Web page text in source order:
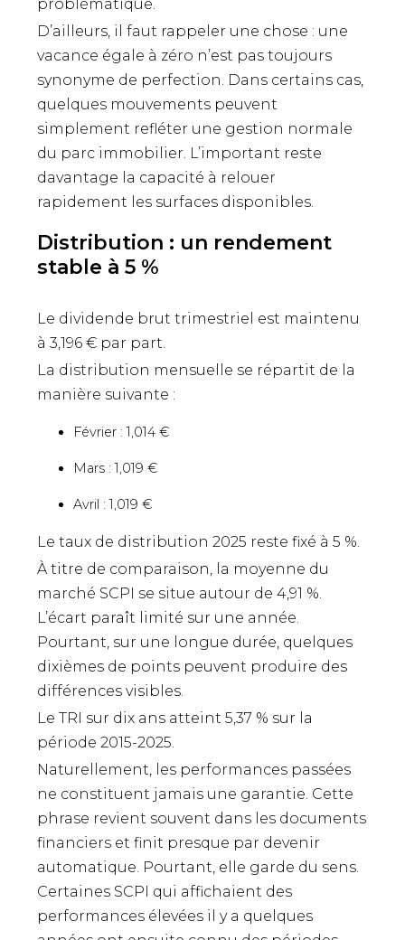
problématique.
D’ailleurs, il faut rappeler une chose : une
vacance égale à zéro n’est pas toujours
synonyme de perfection. Dans certains cas,
quelques mouvements peuvent
simplement refléter une gestion normale
du parc immobilier. L’important reste
davantage la capacité à relouer
rapidement les surfaces disponibles.
Distribution : un rendement
stable à 5 %
Le dividende brut trimestriel est maintenu
à 3,196 € par part.
La distribution mensuelle se répartit de la
manière suivante :
Février : 1,014 €
Mars : 1,019 €
Avril : 1,019 €
Le taux de distribution 2025 reste fixé à 5 %.
À titre de comparaison, la moyenne du
marché SCPI se situe autour de 4,91 %.
L’écart paraît limité sur une année.
Pourtant, sur une longue durée, quelques
dixièmes de points peuvent produire des
différences visibles.
Le TRI sur dix ans atteint 5,37 % sur la
période 2015-2025.
Naturellement, les performances passées
ne constituent jamais une garantie. Cette
phrase revient souvent dans les documents
financiers et finit presque par devenir
automatique. Pourtant, elle garde du sens.
Certaines SCPI qui affichaient des
performances élevées il y a quelques